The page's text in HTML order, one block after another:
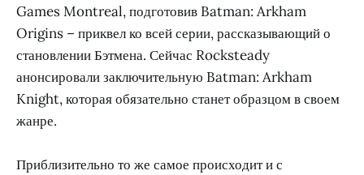
Games Montreal, подготовив Batman: Arkham
Origins – приквел ко всей серии, рассказывающий о
становлении Бэтмена. Сейчас Rocksteady
анонсировали заключительную Batman: Arkham
Knight, которая обязательно станет образцом в своем
жанре.
Приблизительно то же самое происходит и с